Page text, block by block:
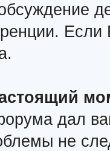
Если
дал
не